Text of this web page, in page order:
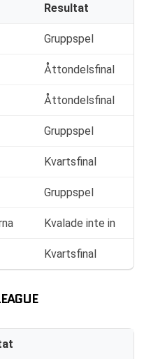
Resultat
Gruppspel
Åttondelsfinal
Åttondelsfinal
Gruppspel
Kvartsfinal
Gruppspel
Kvalade inte in
Kvartsfinal